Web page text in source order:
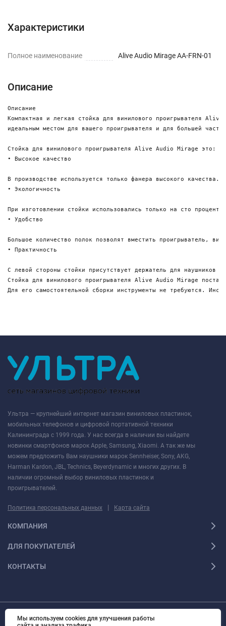
Характеристики
Полное наименование Alive Audio Mirage AA-FRN-01
Описание
Описание
Компактная и легкая стойка для винилового проигрывателя
идеальным местом для вашего проигрывателя и для большей
Стойка для винилового проигрывателя Alive Audio Mirage это:
• Высокое качество
В производстве используется только фанера высокого качества.
• Экологичность
При изготовлении стойки использовались только на сто
• Удобство
Большое количество полок позволят вместить проигрыватель,
• Практичность
С левой стороны стойки присутствует держатель для наушников
Стойка для винилового проигрывателя Alive Audio Mirage
Ультра — крупнейший интернет магазин виниловых пластинок,
мобильных телефонов и цифровой портативной техники
Калининграда с 1999 года. У нас всегда в наличии вы найдете
новинки смартфонов марок Apple, Samsung, Xiaomi. А так же мы
можем предложить Вам наушники марок Sennheiser, Sony, AKG,
Harman Kardon, JBL, Technics, Beyerdynamic и многих других. В
наличии огромный выбор виниловых пластинок и
проигрывателей.
Политика персональных данных | Карта сайта
КОМПАНИЯ
ДЛЯ ПОКУПАТЕЛЕЙ
КОНТАКТЫ
© 2010 - 2026 Ультра Все права защищены Ультра - Калининградский
Мы используем cookies для улучшения работы